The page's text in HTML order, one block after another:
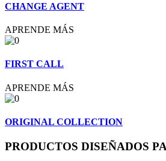
CHANGE AGENT
APRENDE MÁS
FIRST CALL
APRENDE MÁS
ORIGINAL COLLECTION
PRODUCTOS DISEÑADOS